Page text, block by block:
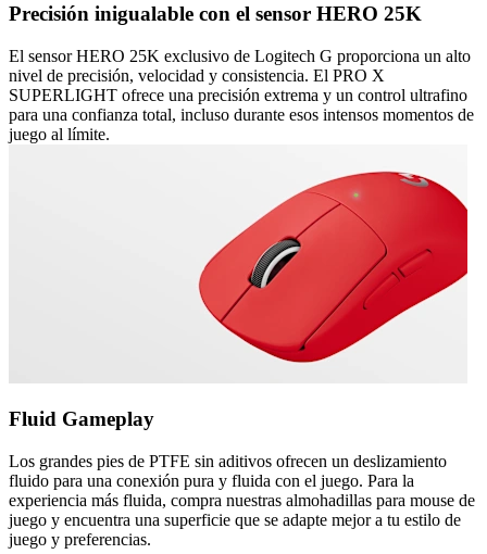
Precisión inigualable con el sensor HERO 25K
El sensor HERO 25K exclusivo de Logitech G proporciona un alto
nivel de precisión, velocidad y consistencia. El PRO X
SUPERLIGHT ofrece una precisión extrema y un control ultrafino
para una confianza total, incluso durante esos intensos momentos de
juego al límite.
Fluid Gameplay
Los grandes pies de PTFE sin aditivos ofrecen un deslizamiento
fluido para una conexión pura y fluida con el juego. Para la
experiencia más fluida, compra nuestras almohadillas para mouse de
juego y encuentra una superficie que se adapte mejor a tu estilo de
juego y preferencias.